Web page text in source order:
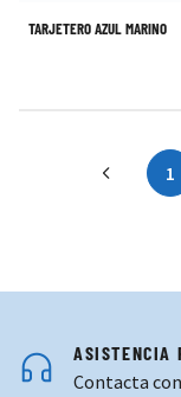
TARJETERO AZUL MARINO
1
ASISTENCIA
Contacta